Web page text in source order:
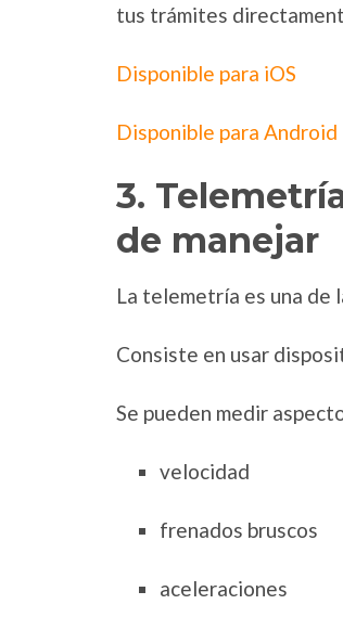
tus trámites
Disponible para iOS
Disponible para Android
3.
de manejar
La telemetría es una de
Consiste en usar
Se pueden medir
velocidad
frenados bruscos
aceleraciones